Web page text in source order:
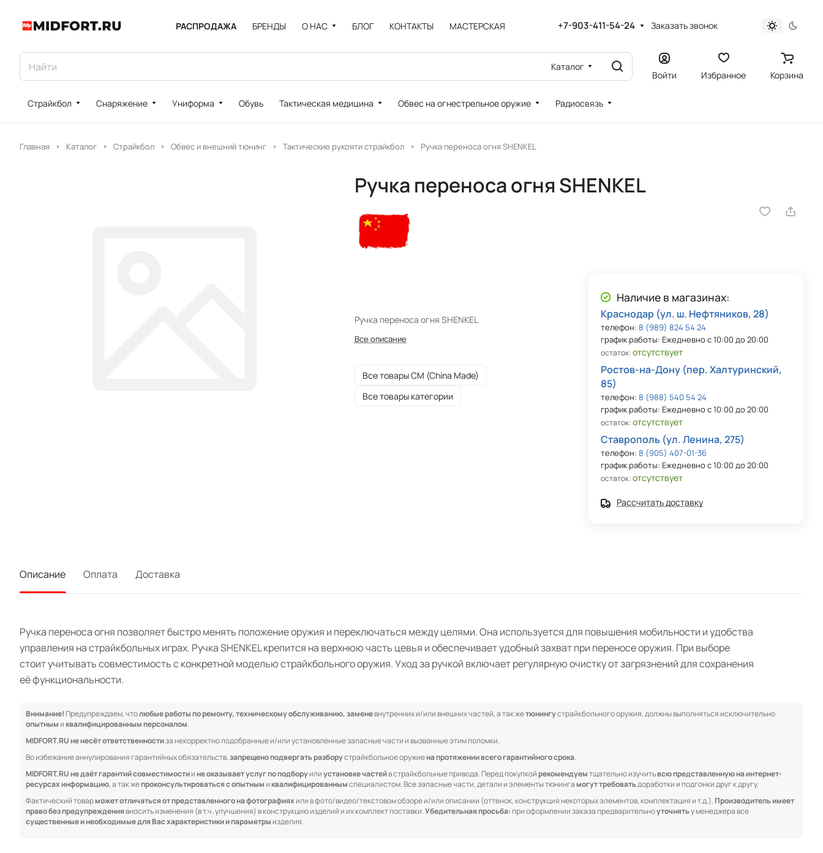
РАСПРОДАЖА БРЕНДЫ О НАС БЛОГ КОНТАКТЫ МАСТЕРСКАЯ +7-903-411-54-24 Заказать звонок
Каталог
Войти Избранное Корзина
Страйкбол Снаряжение Униформа Обувь Тактическая медицина Обвес на огнестрельное оружие Радиосвязь
Главная Каталог Страйкбол Обвес и внешний тюнинг Тактические рукояти страйкбол Ручка переноса огня SHENKEL
Ручка переноса огня SHENKEL
Ручка переноса огня SHENKEL
Все описание
Все товары CM (China Made)
Все товары категории
Наличие в магазинах:
Краснодар (ул. ш. Нефтяников, 28)
телефон:8 (989) 824 54 24
график работы: Ежедневно с 10:00 до 20:00
остаток:отсутствует
Ростов-на-Дону (пер. Халтуринский,
85)
телефон:8 (988) 540 54 24
график работы: Ежедневно с 10:00 до 20:00
остаток:отсутствует
Ставрополь (ул. Ленина, 275)
телефон:8 (905) 407-01-36
график работы: Ежедневно с 10:00 до 20:00
остаток:отсутствует
Рассчитать доставку
Описание Оплата Доставка
Ручка переноса огня позволяет быстро менять положение оружия и переключаться между целями. Она используется для повышения мобильности и удобства
управления на страйкбольных играх. Ручка SHENKEL крепится на верхнюю часть цевья и обеспечивает удобный захват при переносе оружия. При выборе
стоит учитывать совместимость с конкретной моделью страйкбольного оружия. Уход за ручкой включает регулярную очистку от загрязнений для сохранения
её функциональности.
Внимание! Предупреждаем, чтолюбые работы по ремонту, техническому обслуживанию, заменевнутренних и/или внешних частей, а так жетюнингустрайкбольного оружия, должны выполняться исключительно
опытнымиквалифицированным персоналом.
MIDFORT.RU не несёт ответственностиза некорректно подобранные и/или установленные запасные части и вызванные этим поломки.
Во избежание аннулирования гарантийных обязательств,запрещено подвергать разборустрайкбольное оружиена протяжении всего гарантийного срока.
MIDFORT.RU не даёт гарантий совместимостиине оказывает услуг по подборуилиустановке частейв страйкбольные привода. Перед покупкойрекомендуемтщательно изучитьвсю представленную на интернет-
ресурсах информацию, а так жепроконсультироваться с опытнымиквалифицированнымспециалистом. Все запасные части, детали и элементы тюнингамогут требоватьдоработки и подгонки друг к другу.
Фактический товарможет отличаться от представленного на фотографияхили в фото/видео/текстовом обзоре и/или описании (оттенок, конструкция некоторых элементов, комплектация и т.д.). Производитель имеет
право без предупреждениявносить изменения (в т.ч. улучшения) в конструкцию изделий и их комплект поставки.Убедительная просьба:при оформлении заказа предварительноуточнятьу менеджера все
существенные и необходимые для Вас характеристики и параметрыизделия.